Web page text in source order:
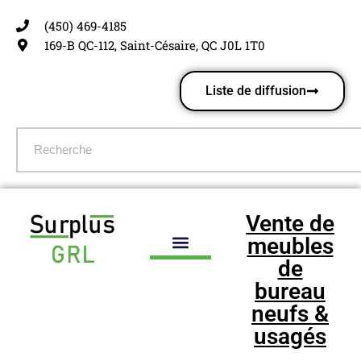
Aller
(450) 469-4185
169-B QC-112, Saint-Césaire, QC J0L 1T0
Liste de diffusion
Vente de
meubles
de
bureau
neufs &
usagés